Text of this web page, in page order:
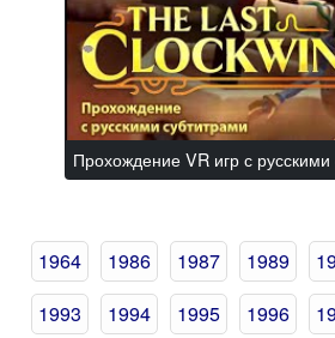
Прохождение VR игр с русскими
1964 1986 1987 1989
1993
1994 1995 1996